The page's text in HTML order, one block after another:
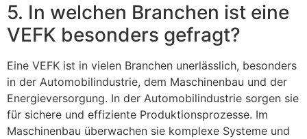
5. In welchen Branchen ist eine
VEFK besonders gefragt?
Eine VEFK ist in vielen Branchen unerlässlich, besonders
in der Automobilindustrie, dem Maschinenbau und der
Energieversorgung. In der Automobilindustrie sorgen sie
für sichere und effiziente Produktionsprozesse. Im
Maschinenbau überwachen sie komplexe Systeme und